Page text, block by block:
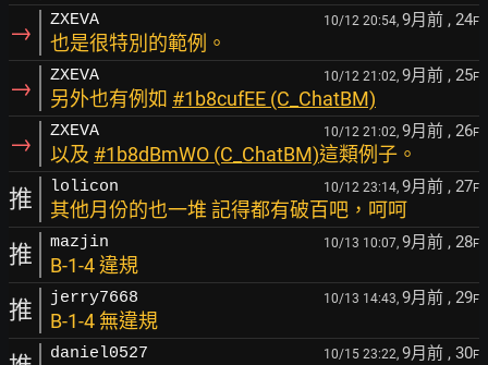
→ ZXEVA 10/12 20:54, 9月前 , 24F
也是很特別的範例。
→ ZXEVA 10/12 21:02, 9月前 , 25F
另外也有例如 #1b8cufEE (C_ChatBM)
→ ZXEVA 10/12 21:02, 9月前 , 26F
以及 #1b8dBmWO (C_ChatBM)這類例子。
推 lolicon 10/12 23:14, 9月前 , 27F
其他月份的也一堆 記得都有破百吧，呵呵
推 mazjin 10/13 10:07, 9月前 , 28F
B-1-4 違規
推 jerry7668 10/13 14:43, 9月前 , 29F
B-1-4 無違規
daniel0527 10/15 23:22, 9月前 , 30F